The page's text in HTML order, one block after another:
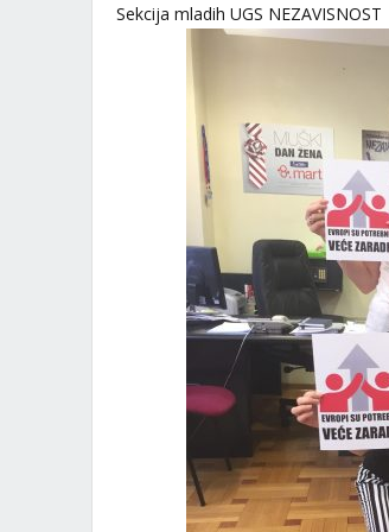
Sekcija mladih UGS NEZAVISNOST